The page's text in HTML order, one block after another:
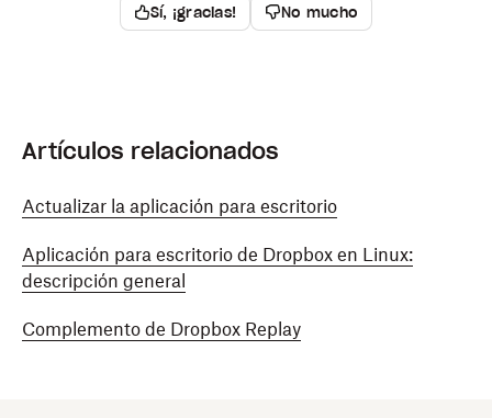
Sí, ¡gracias! No mucho
Artículos relacionados
Actualizar la aplicación para escritorio
Aplicación para escritorio de Dropbox en Linux:
descripción general
Complemento de Dropbox Replay